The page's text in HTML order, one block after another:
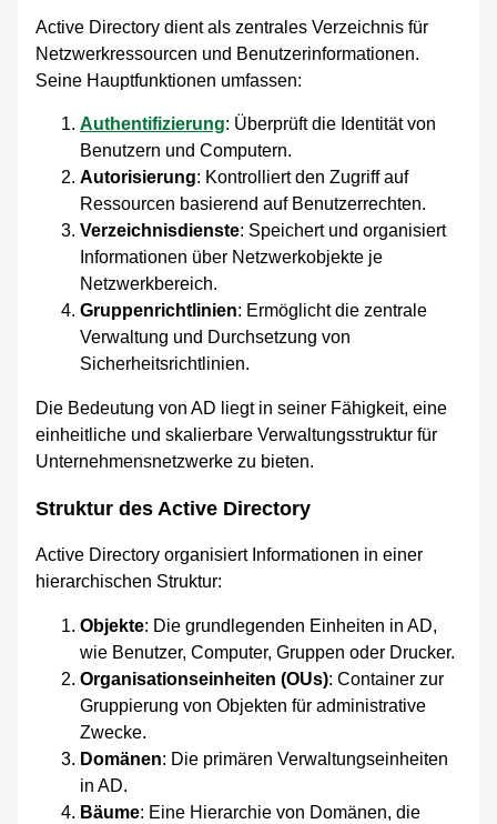
Active Directory dient als zentrales Verzeichnis für
Netzwerkressourcen und Benutzerinformationen.
Seine Hauptfunktionen umfassen:
Authentifizierung: Überprüft die Identität von
Benutzern und Computern.
Autorisierung: Kontrolliert den Zugriff auf
Ressourcen basierend auf Benutzerrechten.
Verzeichnisdienste: Speichert und organisiert
Informationen über Netzwerkobjekte je
Netzwerkbereich.
Gruppenrichtlinien: Ermöglicht die zentrale
Verwaltung und Durchsetzung von
Sicherheitsrichtlinien.
Die Bedeutung von AD liegt in seiner Fähigkeit, eine
einheitliche und skalierbare Verwaltungsstruktur für
Unternehmensnetzwerke zu bieten.
Struktur des Active Directory
Active Directory organisiert Informationen in einer
hierarchischen Struktur:
Objekte: Die grundlegenden Einheiten in AD,
wie Benutzer, Computer, Gruppen oder Drucker.
Organisationseinheiten (OUs): Container zur
Gruppierung von Objekten für administrative
Zwecke.
Domänen: Die primären Verwaltungseinheiten
in AD.
Bäume: Eine Hierarchie von Domänen, die